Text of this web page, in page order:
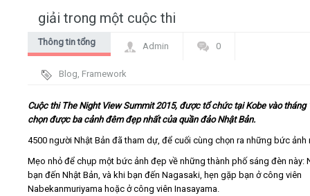
Video
Kiến thức
Liên hệ - Đăng ký
giải trong một cuộc thi
Thông tin tổng
Admin 0
Blog, Framework
Cuộc thi The Night View Summit 2015, được tổ chức tại Kobe vào tháng
chọn được ba cảnh đêm đẹp nhất của quần đảo Nhật Bản.
4500 người Nhật Bản đã tham dự, để cuối cùng chọn ra những bức ảnh
Mẹo nhỏ để chụp một bức ảnh đẹp về những thành phố sáng đèn này:
bạn đến Nhật Bản, và khi bạn đến Nagasaki, hẹn gặp bạn ở công viên
Nabekanmuriyama hoặc ở công viên Inasayama.